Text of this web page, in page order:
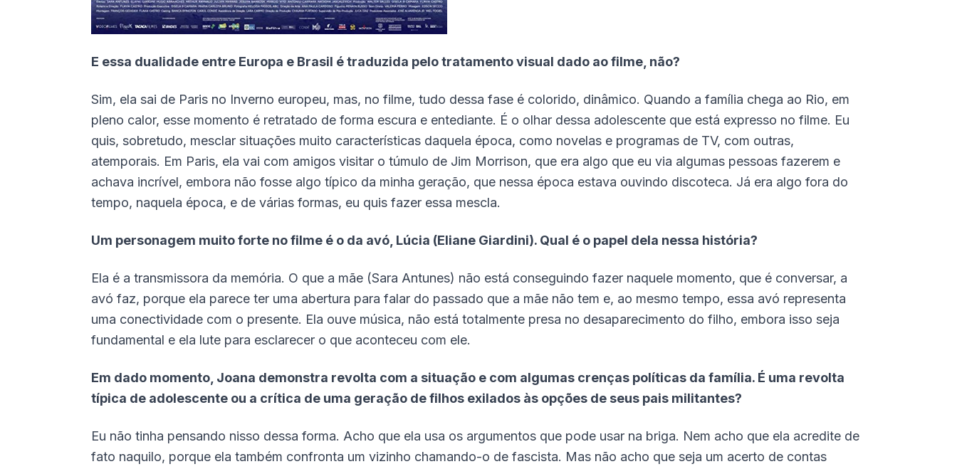
E essa dualidade entre Europa e Brasil é traduzida pelo tratamento visual dado ao filme, não?
Sim, ela sai de Paris no Inverno europeu, mas, no filme, tudo dessa fase é colorido, dinâmico. Quando a família chega ao Rio, em
pleno calor, esse momento é retratado de forma escura e entediante. É o olhar dessa adolescente que está expresso no filme. Eu
quis, sobretudo, mesclar situações muito características daquela época, como novelas e programas de TV, com outras,
atemporais. Em Paris, ela vai com amigos visitar o túmulo de Jim Morrison, que era algo que eu via algumas pessoas fazerem e
achava incrível, embora não fosse algo típico da minha geração, que nessa época estava ouvindo discoteca. Já era algo fora do
tempo, naquela época, e de várias formas, eu quis fazer essa mescla.
Um personagem muito forte no filme é o da avó, Lúcia (Eliane Giardini). Qual é o papel dela nessa história?
Ela é a transmissora da memória. O que a mãe (Sara Antunes) não está conseguindo fazer naquele momento, que é conversar, a
avó faz, porque ela parece ter uma abertura para falar do passado que a mãe não tem e, ao mesmo tempo, essa avó representa
uma conectividade com o presente. Ela ouve música, não está totalmente presa no desaparecimento do filho, embora isso seja
fundamental e ela lute para esclarecer o que aconteceu com ele.
Em dado momento, Joana demonstra revolta com a situação e com algumas crenças políticas da família. É uma revolta
típica de adolescente ou a crítica de uma geração de filhos exilados às opções de seus pais militantes?
Eu não tinha pensando nisso dessa forma. Acho que ela usa os argumentos que pode usar na briga. Nem acho que ela acredite de
fato naquilo, porque ela também confronta um vizinho chamando-o de fascista. Mas não acho que seja um acerto de contas